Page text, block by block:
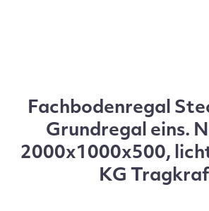
Fachbodenregal
Grundregal eins.
2000x1000x500,
KG